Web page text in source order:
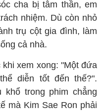
cha bị tâm thần, em
nhiệm. Dù còn nhỏ
trụ cột gia đình, làm
cả nhà.
xem xong: "Một đứa
diễn tốt đến thế?".
trong phim chẳng
mà Kim Sae Ron phải